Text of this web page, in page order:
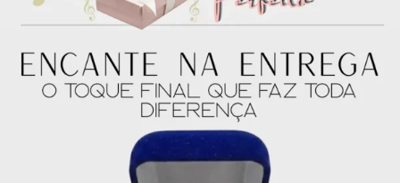
5x deR$37.00sem
juros no cartão
R$185.00